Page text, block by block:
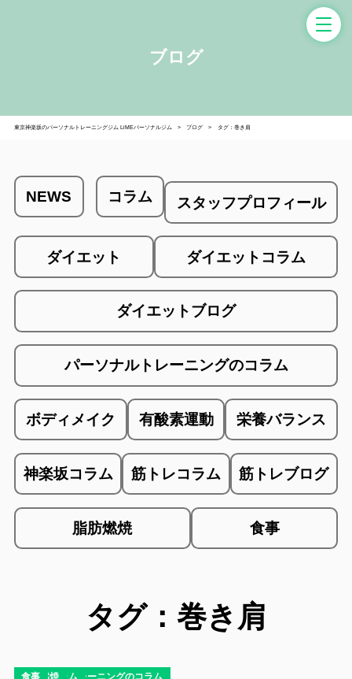
ブログ
東京神楽坂のパーソナルトレーニングジム LiMEパーソナルジム ブログ タグ：巻き肩
NEWS コラム スタッフプロフィール
ダイエット ダイエットコラム
ダイエットブログ
パーソナルトレーニングのコラム
ボディメイク 有酸素運動 栄養バランス
神楽坂コラム 筋トレコラム 筋トレブログ
脂肪燃焼 食事
タグ：巻き肩